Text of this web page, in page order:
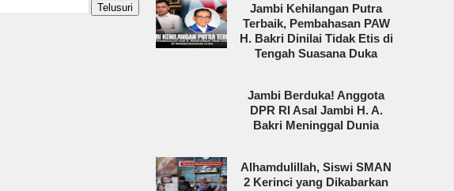
Jambi Kehilangan Putra
Terbaik, Pembahasan PAW
H. Bakri Dinilai Tidak Etis di
Tengah Suasana Duka
Jambi Berduka! Anggota
DPR RI Asal Jambi H. A.
Bakri Meninggal Dunia
Alhamdulillah, Siswi SMAN
2 Kerinci yang Dikabarkan